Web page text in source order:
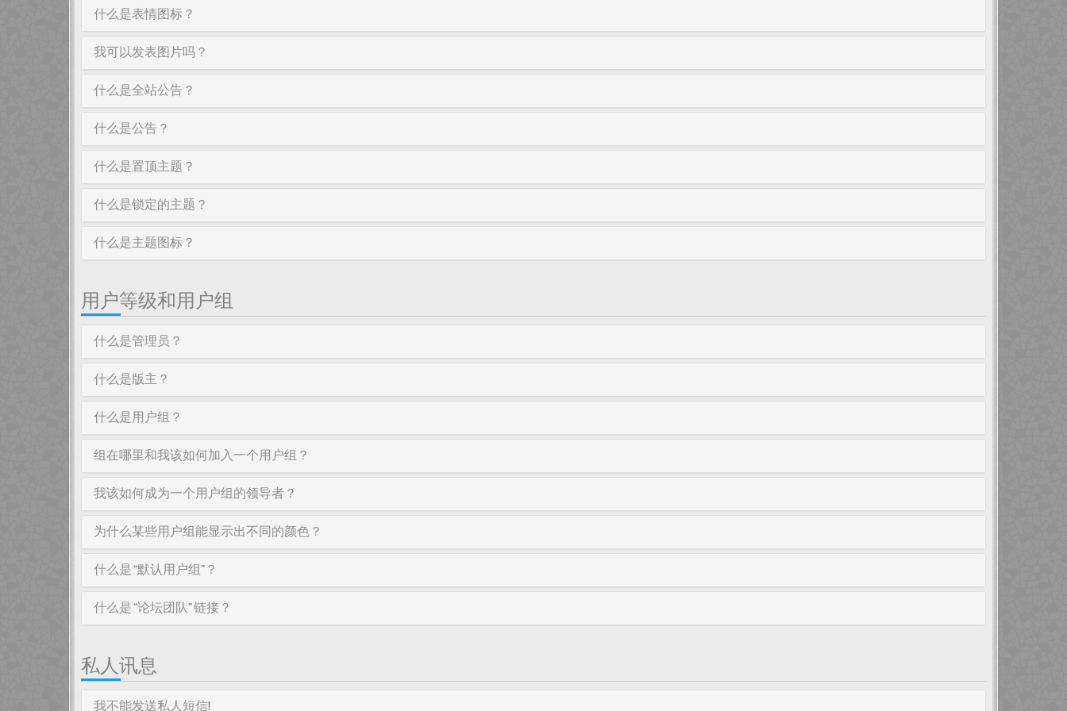
什么是表情图标？
我可以发表图片吗？
什么是全站公告？
什么是公告？
什么是置顶主题？
什么是锁定的主题？
什么是主题图标？
用户等级和用户组
什么是管理员？
什么是版主？
什么是用户组？
组在哪里和我该如何加入一个用户组？
我该如何成为一个用户组的领导者？
为什么某些用户组能显示出不同的颜色？
什么是 “默认用户组”？
什么是 “论坛团队” 链接？
私人讯息
我不能发送私人短信!